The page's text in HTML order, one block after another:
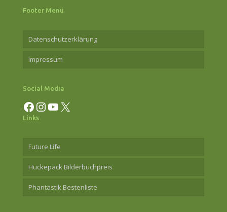
Footer Menü
Datenschutzerklärung
Impressum
Social Media
Facebook InstagramYouTube X
Links
Future Life
Huckepack Bilderbuchpreis
Phantastik Bestenliste